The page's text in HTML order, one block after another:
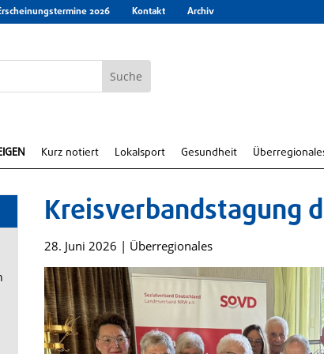
2026 Kontakt Archiv
Kurz notiert Lokalsport Gesundheit
Kreisverbandstagung
28. Juni 2026 | Überregionales